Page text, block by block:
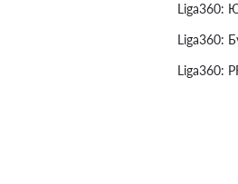
Liga360:
Liga360:
Liga360: